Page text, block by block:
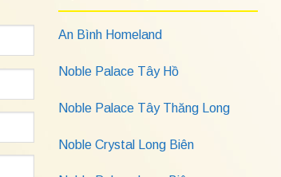
An Bình Homeland
Noble Palace Tây Hồ
Noble Palace Tây Thăng Long
Noble Crystal Long Biên